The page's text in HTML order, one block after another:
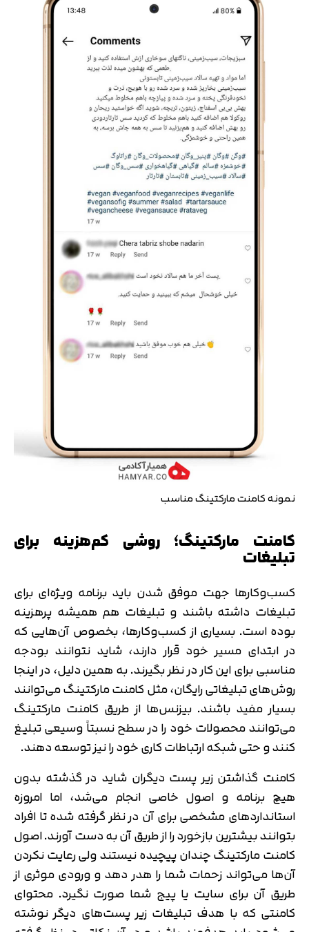
نمونه کامنت مارکتینگ مناسب
کامنت مارکتینگ؛ روشی کم‌هزینه برای
تبلیغات
کسب‌وکارها جهت موفق شدن باید برنامه ویژه‌ای برای
تبلیغات داشته باشند و تبلیغات هم همیشه پرهزینه
بوده است. بسیاری از کسب‌وکارها، بخصوص آن‌هایی که
در ابتدای مسیر خود قرار دارند، شاید نتوانند بودجه
مناسبی برای این کار در نظر بگیرند. به همین دلیل، در اینجا
روش‌های تبلیغاتی رایگان، مثل کامنت مارکتینگ می‌توانند
بسیار مفید باشند. بیزنس‌ها از طریق کامنت مارکتینگ
می‌توانند محصولات خود را در سطح نسبتاً وسیعی تبلیغ
کنند و حتی شبکه ارتباطات کاری خود را نیز توسعه دهند.
کامنت گذاشتن زیر پست دیگران شاید در گذشته بدون
هیچ برنامه و اصول خاصی انجام می‌شد، اما امروزه
استانداردهای مشخصی برای آن در نظر گرفته شده تا افراد
بتوانند بیشترین بازخورد را از طریق آن به دست آورند. اصول
کامنت مارکتینگ چندان پیچیده نیستند ولی رعایت نکردن
آن‌ها می‌تواند زحمات شما را هدر دهد و ورودی موثری از
طریق آن برای سایت یا پیج شما صورت نگیرد. محتوای
کامنتی که با هدف تبلیغات زیر پست‌های دیگر نوشته